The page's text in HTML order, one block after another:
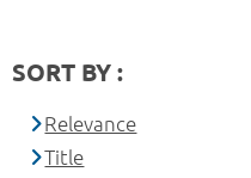
SORT BY :
Relevance
Title